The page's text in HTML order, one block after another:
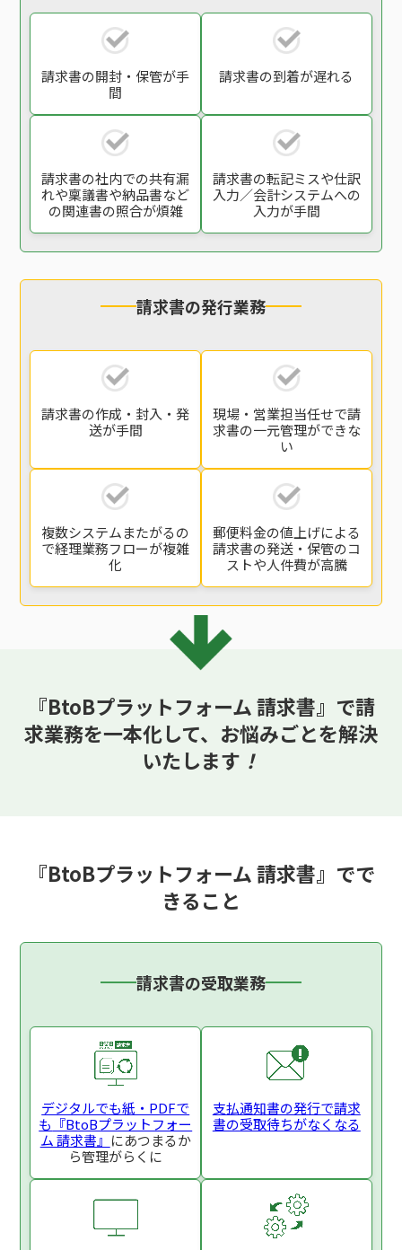
請求書の開封・保管が手
間
請求書の到着が遅れる
請求書の社内での共有漏
れや稟議書や納品書など
の関連書の照合が煩雑
請求書の転記ミスや仕訳
入力／会計システムへの
入力が手間
請求書の発行業務
請求書の作成・封入・発
送が手間
現場・営業担当任せで請
求書の一元管理ができな
い
複数システムまたがるの
で経理業務フローが複雑
化
郵便料金の値上げによる
請求書の発送・保管のコ
ストや人件費が高騰
『BtoBプラットフォーム 請求書』で請
求業務を一本化して、 お悩みごとを解決
いたします ！
『BtoBプラットフォーム 請求書』でで
きること
請求書の受取業務
デジタルでも紙・PDFで
も 『BtoBプラットフォー
ム 請求書』 にあつまるか
ら管理がらくに
支払通知書の発行で請求
書の受取待ちがなくなる